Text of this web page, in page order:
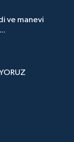
ve manevi